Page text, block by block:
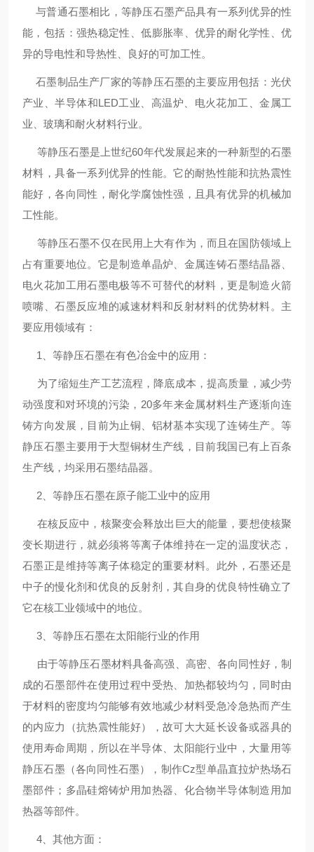
与普通石墨相比，等静压石墨产品具有一系列优异的性
能，包括：强热稳定性、低膨胀率、优异的耐化学性、优
异的导电性和导热性、良好的可加工性。
石墨制品生产厂家的等静压石墨的主要应用包括：光伏
产业、半导体和LED工业、高温炉、电火花加工、金属工
业、玻璃和耐火材料行业。
等静压石墨是上世纪60年代发展起来的一种新型的石墨
材料，具备一系列优异的性能。它的耐热性能和抗热震性
能好，各向同性，耐化学腐蚀性强，且具有优异的机械加
工性能。
等静压石墨不仅在民用上大有作为，而且在国防领域上
占有重要地位。它是制造单晶炉、金属连铸石墨结晶器、
电火花加工用石墨电极等不可替代的材料，更是制造火箭
喷嘴、石墨反应堆的减速材料和反射材料的优势材料。主
要应用领域有：
1、等静压石墨在有色冶金中的应用：
为了缩短生产工艺流程，降底成本，提高质量，减少劳
动强度和对环境的污染，20多年来金属材料生产逐渐向连
铸方向发展，目前为止铜、铝材基本实现了连铸生产。等
静压石墨主要用于大型铜材生产线，目前我国已有上百条
生产线，均采用石墨结晶器。
2、等静压石墨在原子能工业中的应用
在核反应中，核聚变会释放出巨大的能量，要想使核聚
变长期进行，就必须将等离子体维持在一定的温度状态，
石墨正是维持等离子体稳定的重要材料。此外，石墨还是
中子的慢化剂和优良的反射剂，其自身的优良特性确立了
它在核工业领域中的地位。
3、等静压石墨在太阳能行业的作用
由于等静压石墨材料具备高强、高密、各向同性好，制
成的石墨部件在使用过程中受热、加热都较均匀，同时由
于材料的密度均匀能够有效地减少材料受急冷急热而产生
的内应力（抗热震性能好），故可大大延长设备或器具的
使用寿命周期，所以在半导体、太阳能行业中，大量用等
静压石墨（各向同性石墨），制作Cz型单晶直拉炉热场石
墨部件；多晶硅熔铸炉用加热器、化合物半导体制造用加
热器等部件。
4、其他方面：